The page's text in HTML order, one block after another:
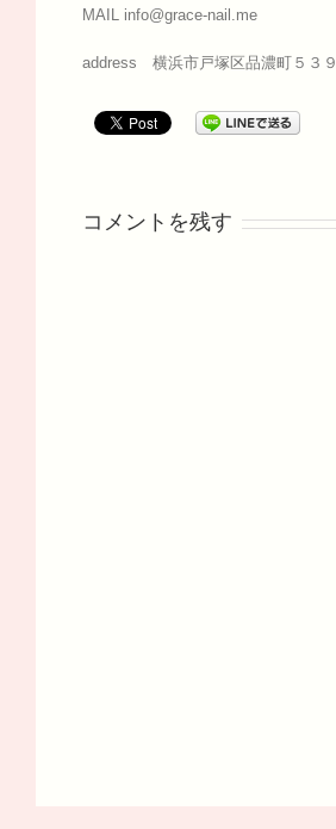
MAIL info@grace-nail.me
address 横浜市戸塚区品濃町５３９
コメントを残す